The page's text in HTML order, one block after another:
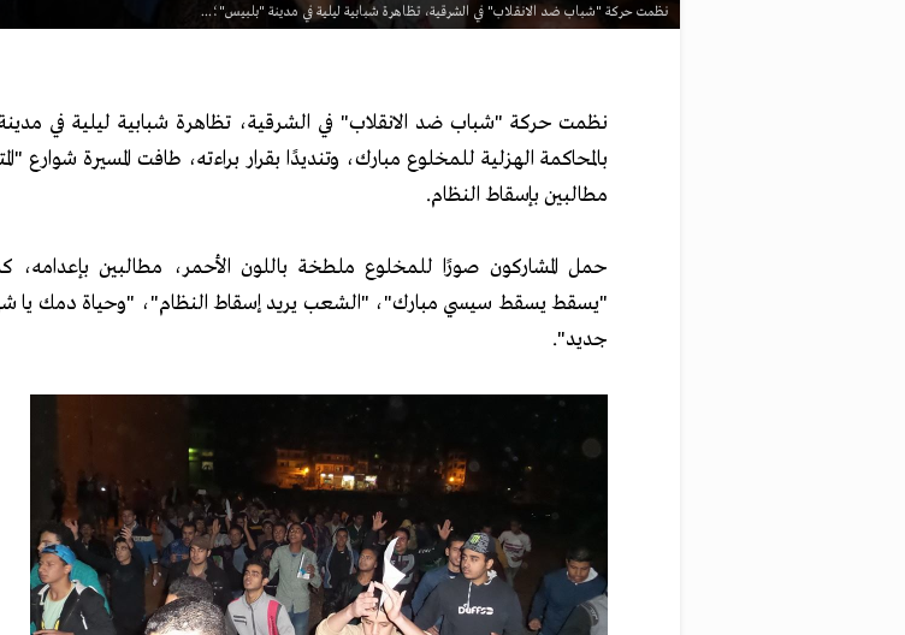
نظمت حركة "شباب ضد الانقلاب" في الشرقية، تظاهرة شبابية ليلية في مدينة "بلبيس"؛...
نظمت حركة "شباب ضد الانقلاب" في الشرقية، تظاهرة شبابية ليلية في
بالمحاكمة الهزلية للمخلوع مبارك، وتنديدًا بقرار براءته، طافت المسيرة شوارع
مطالبين بإسقاط النظام.
حمل المشاركون صورًا للمخلوع ملطخة باللون الأحمر، مطالبين بإعدامه،
"يسقط يسقط سيسي مبارك"، "الشعب يريد إسقاط النظام"، "وحياة دمك يا
جديد".